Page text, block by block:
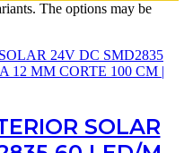
The options may be
SOLAR